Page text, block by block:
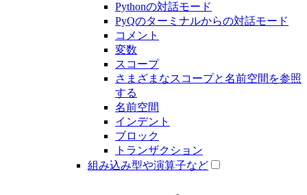
Pythonの対話モード
PyQのターミナルからの対話モード
コメント
変数
スコープ
さまざまなスコープと名前空間を参照
する
名前空間
インデント
ブロック
トランザクション
組み込み型や演算子など